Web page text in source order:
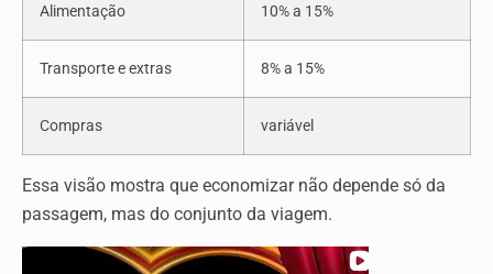
Alimentação 10% a 15%
Transporte e extras 8% a 15%
Compras variável
Essa visão mostra que economizar não depende só da
passagem, mas do conjunto da viagem.